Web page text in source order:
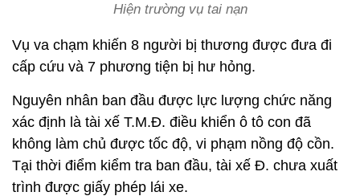
Hiện trường vụ tai nạn
Vụ va chạm khiến 8 người bị thương được đưa đi
cấp cứu và 7 phương tiện bị hư hỏng.
Nguyên nhân ban đầu được lực lượng chức năng
xác định là tài xế T.M.Đ. điều khiển ô tô con đã
không làm chủ được tốc độ, vi phạm nồng độ cồn.
Tại thời điểm kiểm tra ban đầu, tài xế Đ. chưa xuất
trình được giấy phép lái xe.